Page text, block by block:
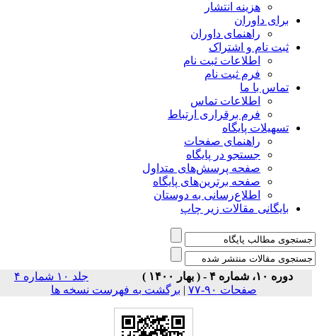
هزینه انتشار
برای داوران
راهنمای داوران
ثبت نام و اشتراک
اطلاعات ثبت نام
فرم ثبت نام
تماس با ما
اطلاعات تماس
فرم برقراری ارتباط
تسهیلات پایگاه
راهنمای صفحات
جستجو در پایگاه
صفحه پرسش‌های متداول
صفحه برترین‌های پایگاه
اطلاع‌رسانی به دوستان
بایگانی مقالات زیر چاپ
دوره ۱۰، شماره ۴ - ( بهار ۱۴۰۰ )
جلد ۱۰ شماره ۴
صفحات ۹۰-۷۷
|برگشت به فهرست نسخه ها